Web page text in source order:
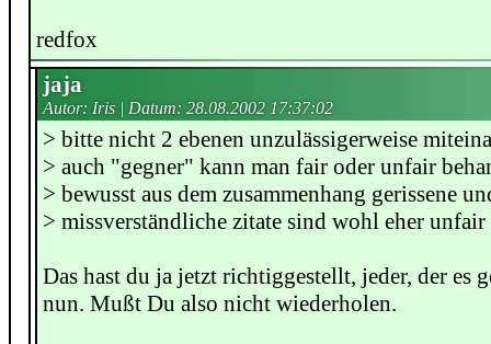
redfox
jaja
Autor: Iris | Datum: 28.08.2002 17:37:02
> bitte nicht 2 ebenen unzulässigerweise
> auch "gegner" kann man fair oder unfair
> bewusst aus dem zusammenhang gerissene
> missverständliche zitate sind wohl eher unfair
Das hast du ja jetzt richtiggestellt, jeder, der es
nun. Mußt Du also nicht wiederholen.